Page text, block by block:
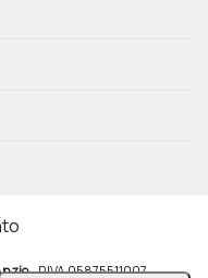
- P.IVA 05875511007